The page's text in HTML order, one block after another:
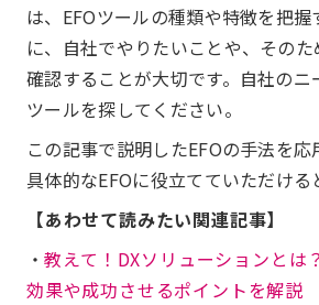
は、EFOツールの種類や特徴を把握
に、自社でやりたいことや、その
確認することが大切です。自社のニ
ツールを探してください。
この記事で説明したEFOの手法を
具体的なEFOに役立てていただける
【あわせて読みたい関連記事】
・教えて！DXソリューションとは
効果や成功させるポイントを解説